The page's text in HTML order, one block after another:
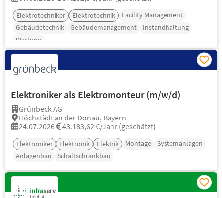
Elektrotechniker Elektrotechnik
Facility Management
Gebäudetechnik
Gebäudemanagement
Instandhaltung
Wartung
Elektroniker als Elektromonteur (m/w/d)
Grünbeck AG
Höchstädt an der Donau, Bayern
24.07.2026
43.183,62 €/Jahr (geschätzt)
Elektroniker Elektronik Elektrik Montage
Systemanlagen
Anlagenbau
Schaltschrankbau